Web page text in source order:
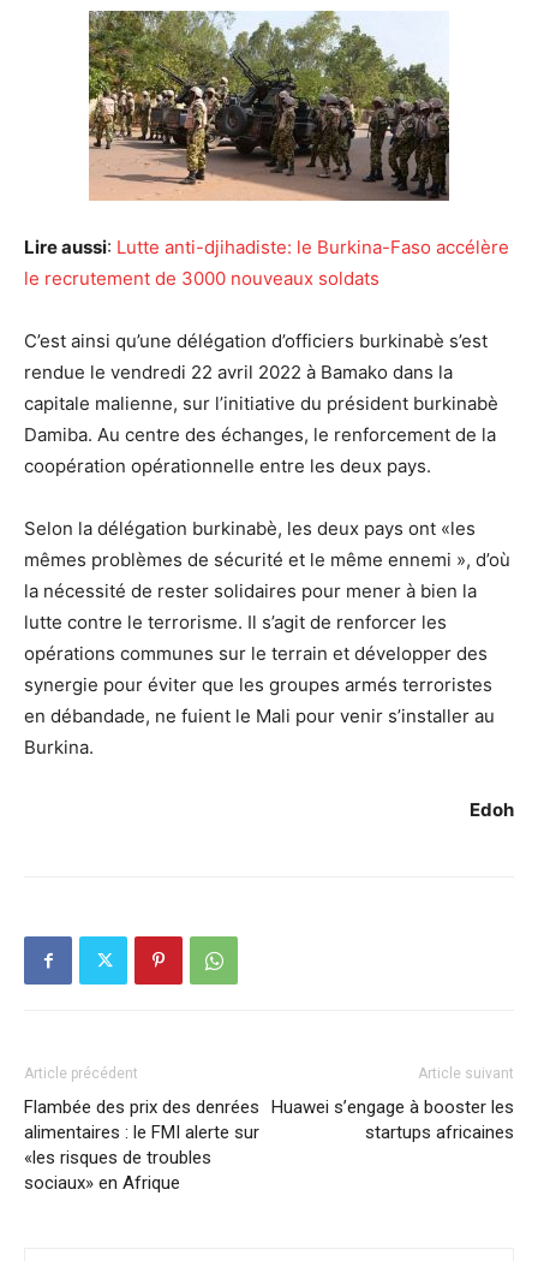
Lire aussi: Lutte anti-djihadiste: le Burkina-Faso accélère
le recrutement de 3000 nouveaux soldats
C’est ainsi qu’une délégation d’officiers burkinabè s’est
rendue le vendredi 22 avril 2022 à Bamako dans la
capitale malienne, sur l’initiative du président burkinabè
Damiba. Au centre des échanges, le renforcement de la
coopération opérationnelle entre les deux pays.
Selon la délégation burkinabè, les deux pays ont «les
mêmes problèmes de sécurité et le même ennemi », d’où
la nécessité de rester solidaires pour mener à bien la
lutte contre le terrorisme. Il s’agit de renforcer les
opérations communes sur le terrain et développer des
synergie pour éviter que les groupes armés terroristes
en débandade, ne fuient le Mali pour venir s’installer au
Burkina.
Edoh
Article précédent
Flambée des prix des denrées
alimentaires : le FMI alerte sur
«les risques de troubles
sociaux» en Afrique
Article suivant
Huawei s’engage à booster les
startups africaines